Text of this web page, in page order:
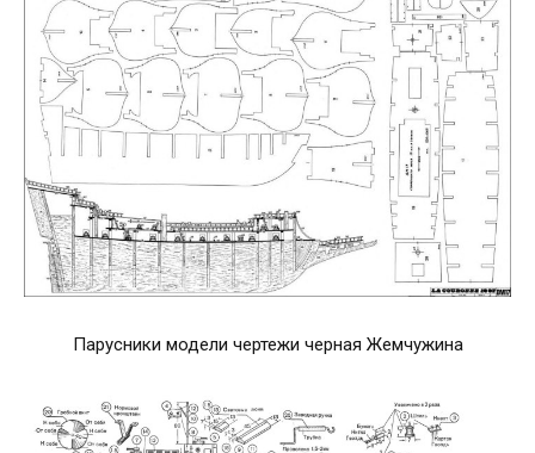
Парусники модели чертежи черная Жемчужина